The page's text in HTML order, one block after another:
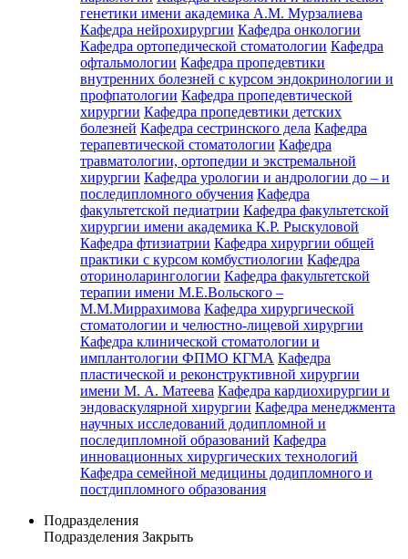
генетики имени академика А.М. Мурзалиева
Кафедра нейрохирургии Кафедра онкологии
Кафедра ортопедической стоматологии Кафедра
офтальмологии Кафедра пропедевтики
внутренних болезней с курсом эндокринологии и
профпатологии Кафедра пропедевтической
хирургии Кафедра пропедевтики детских
болезней Кафедра сестринского дела Кафедра
терапевтической стоматологии Кафедра
травматологии, ортопедии и экстремальной
хирургии Кафедра урологии и андрологии до – и
последипломного обучения Кафедра
факультетской педиатрии Кафедра факультетской
хирургии имени академика К.Р. Рыскуловой
Кафедра фтизиатрии Кафедра хирургии общей
практики с курсом комбустиологии Кафедра
оториноларингологии Кафедра факультетской
терапии имени М.Е.Вольского –
М.М.Миррахимова Кафедра хирургической
стоматологии и челюстно-лицевой хирургии
Кафедра клинической стоматологии и
имплантологии ФПМО КГМА Кафедра
пластической и реконструктивной хирургии
имени М. А. Матеева Кафедра кардиохирургии и
эндоваскулярной хирургии Кафедра менеджмента
научных исследований додипломной и
последипломной образований Кафедра
инновационных хирургических технологий
Кафедра семейной медицины додипломного и
постдипломного образования
Подразделения
Подразделения Закрыть